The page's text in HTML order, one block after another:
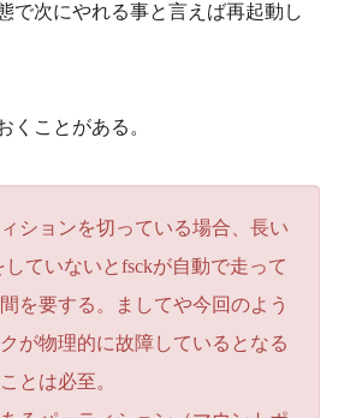
で次にやれる事と言えば再起動し
くことがある。
ションを切っている場合、長い
していないとfsckが自動で走って
を要する。ましてや今回のよう
が物理的に故障しているとなる
とは必至。